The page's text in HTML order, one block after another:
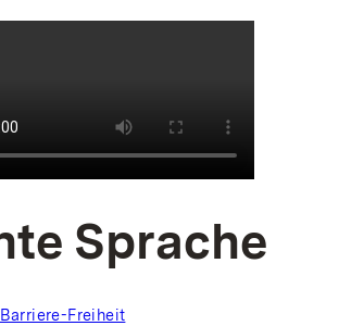
Sprache
Freiheit